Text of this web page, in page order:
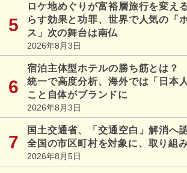
ロケ地めぐりが富裕層旅行を変え
らす効果と功罪、世界で人気の「
ス」次の舞台は南仏
2026年8月3日
宿泊主体型ホテルの勝ち筋とは
統一で高度分析、海外では「日本
こと自体がブランドに
2026年8月3日
国土交通省、「交通空白」解消へ
全国の市区町村を対象に、取り組
2026年8月5日